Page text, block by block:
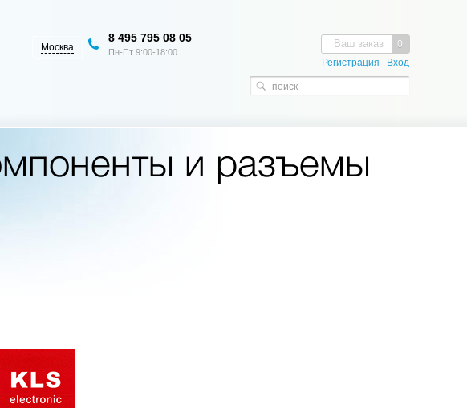
0
Ваш заказ
Регистрация Вход
Москва
8 495 795 08 05
Пн-Пт 9:00-18:00
и разъемы